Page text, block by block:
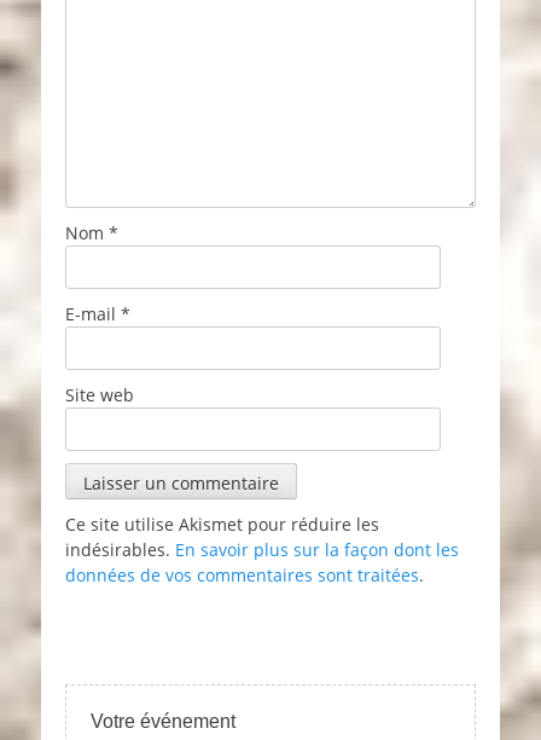
Nom *
E-mail *
Site web
Ce site utilise Akismet pour réduire les
indésirables. En savoir plus sur la façon dont les
données de vos commentaires sont traitées.
Votre événement